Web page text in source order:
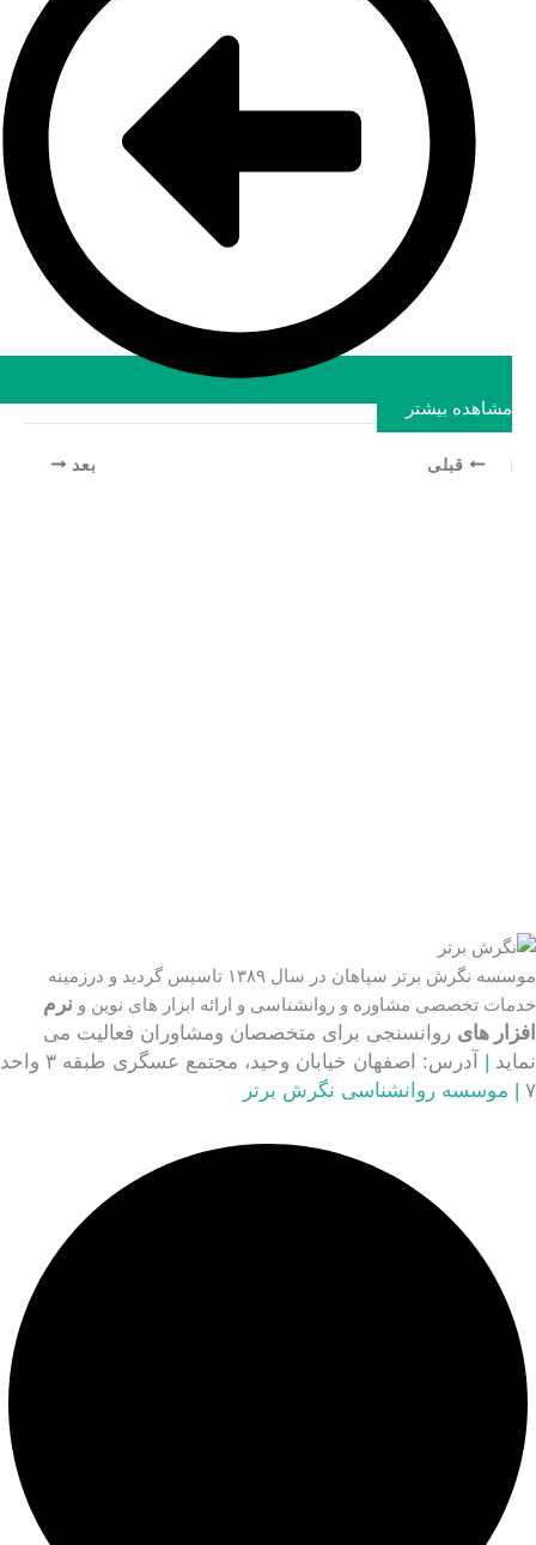
مشاهده بیشتر
قبلی بعد
موسسه نگرش برتر سپاهان در سال ۱۳۸۹ تاسیس گردید و درزمینه
خدمات تخصصی مشاوره و روانشناسی و ارائه ابزار های نوین و نرم
افزار های روانسنجی برای متخصصان ومشاوران فعالیت می
نماید |
آدرس: اصفهان خیابان وحید، مجتمع عسگری طبقه ۳ واحد
۷ | موسسه روانشناسی نگرش برتر ‍